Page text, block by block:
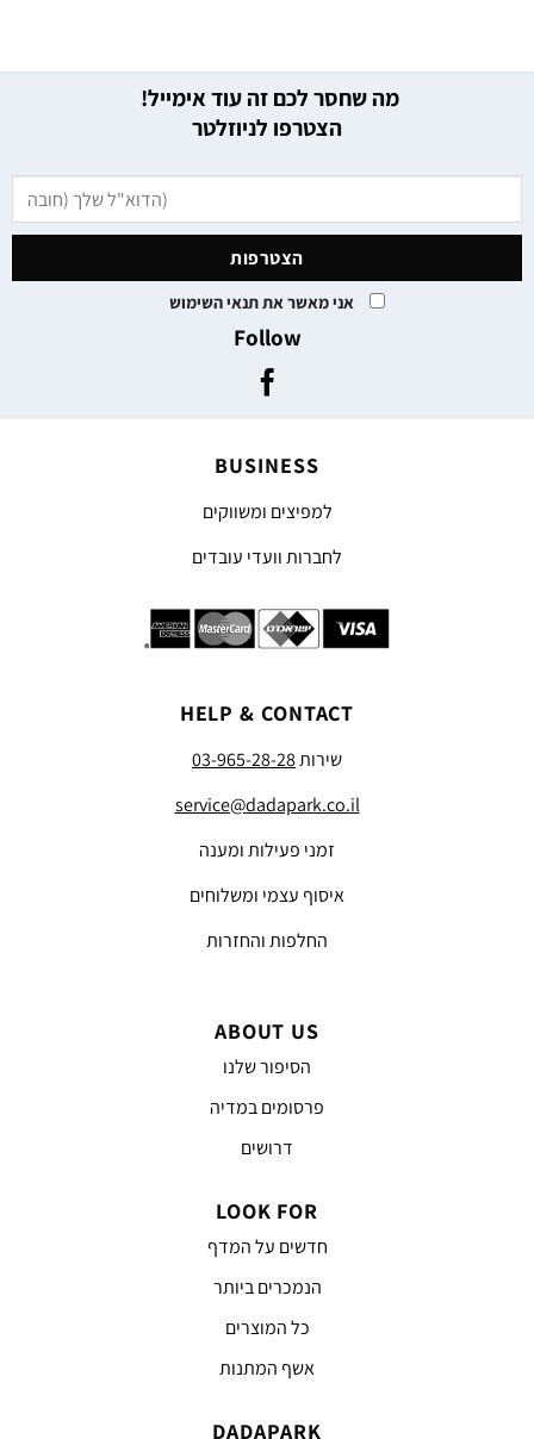
מה שחסר לכם זה עוד אימייל!
הצטרפו לניוזלטר
אני מאשר את תנאי השימוש
Follow
BUSINESS
למפיצים ומשווקים
לחברות וועדי עובדים
HELP & CONTACT
שירות03-965-28-28
service@dadapark.co.il
זמני פעילות ומענה
איסוף עצמי ומשלוחים
החלפות והחזרות
ABOUT US
הסיפור שלנו
פרסומים במדיה
דרושים
LOOK FOR
חדשים על המדף
הנמכרים ביותר
כל המוצרים
אשף המתנות
DADAPARK